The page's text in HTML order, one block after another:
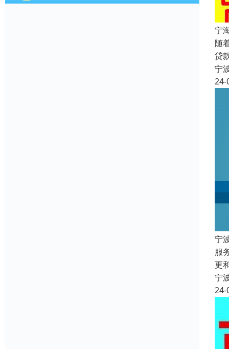
宁
随
贷
宁
24-
宁
服
更
宁
24-